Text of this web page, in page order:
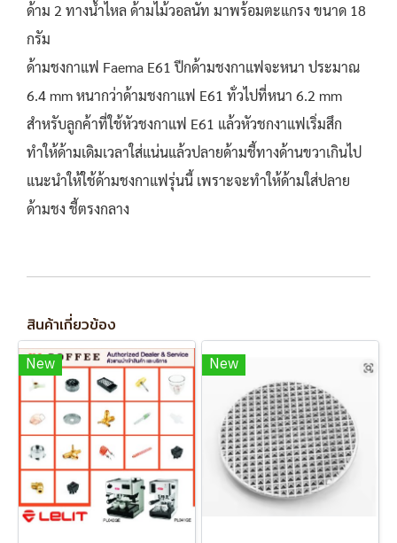
ด้าม 2 ทางน้ำไหล ด้ามไม้วอลนัท มาพร้อมตะแกรง ขนาด 18
กรัม
ด้ามชงกาแฟ Faema E61 ปีกด้ามชงกาแฟจะหนา ประมาณ
6.4 mm หนากว่าด้ามชงกาแฟ E61 ทั่วไปที่หนา 6.2 mm
สำหรับลูกค้าที่ใช้หัวชงกาแฟ E61 แล้วหัวชกงาแฟเริ่มสึก
ทำให้ด้ามเดิมเวลาใส่แน่นแล้วปลายด้ามชี้ทางด้านขวาเกินไป
แนะนำให้ใช้ด้ามชงกาแฟรุ่นนี้ เพราะจะทำให้ด้ามใส่ปลาย
ด้ามชง ชี้ตรงกลาง
สินค้าเกี่ยวข้อง
New New